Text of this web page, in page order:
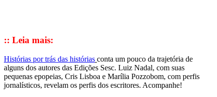
:: Leia mais:
Histórias por trás das histórias conta um pouco da trajetória de
alguns dos autores das Edições Sesc. Luiz Nadal, com suas
pequenas epopeias, Cris Lisboa e Marília Pozzobom, com perfis
jornalísticos, revelam os perfis dos escritores. Acompanhe!